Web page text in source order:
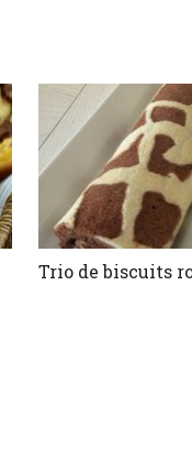
Trio de biscuits